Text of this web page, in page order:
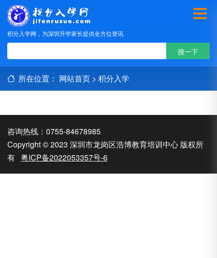
积分入学网，为深圳升学家长提供全方位资讯
所在位置： 网站首页 > 积分入学
咨询热线：0755-84678985
Copyright © 2023 深圳市龙岗区浩博教育培训中心 版权所
有 粤ICP备2022053357号-6